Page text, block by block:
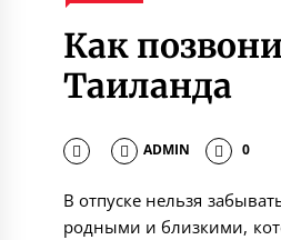
Как
Таиланда
ADMIN 0
В отпуске нельзя
родными и близкими,